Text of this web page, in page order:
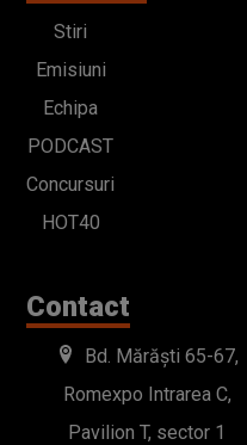
Stiri
Emisiuni
Echipa
PODCAST
Concursuri
HOT40
Contact
Bd. Mărăști 65-67,
Romexpo Intrarea C,
Pavilion T, sector 1